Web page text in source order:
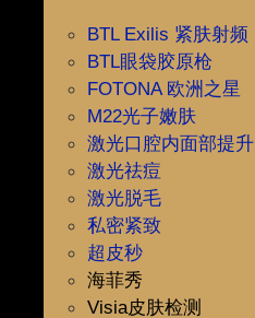
BTL Exilis 紧肤射频
BTL眼袋胶原枪
FOTONA 欧洲之星
M22光子嫩肤
激光口腔内面部提升
激光祛痘
激光脱毛
私密紧致
超皮秒
海菲秀
Visia皮肤检测